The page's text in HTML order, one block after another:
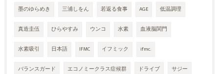
墨のゆらめき 三浦しをん 若返る食事 AGE 低温調理
真造圭伍 ひらやすみ ウンコ 水素 血液脳関門
水素吸引 日本語 IFMC イフミック ifmc.
バランスガード エコノミークラス症候群 ドライブ サジー